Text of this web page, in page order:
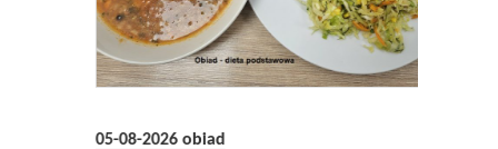
05-08-2026 obiad